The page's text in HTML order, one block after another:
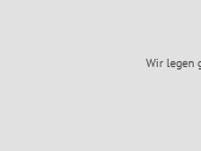
Wir legen